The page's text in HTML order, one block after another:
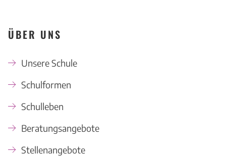
ÜBER UNS
Unsere Schule
Schulformen
Schulleben
Beratungsangebote
Stellenangebote